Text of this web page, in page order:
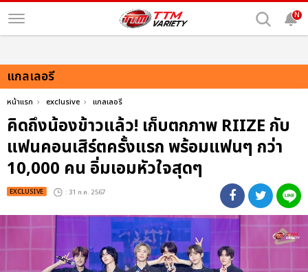
N
แกลเลอรี
หน้าแรก exclusive แกลเลอรี
คิดถึงน้องข้าวแล้ว! เก็บตกภาพ RIIZE กับ
แฟนคอนเสิร์ตครั้งแรก พร้อมแฟนๆ กว่า
10,000 คน อิ่มเอมหัวใจสุดๆ
EXCLUSIVE : 31 ก.ค. 2567